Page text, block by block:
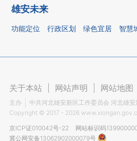
雄安未来
功能定位 行政区划 绿色宜居 智慧
关于本站 网站声明 网站地图
主办
中共河北雄安新区工作委员会 河北雄
Copyright © 2017 - 2026
京ICP证010042号-22
网站标识码
冀公网安备13062902000079号